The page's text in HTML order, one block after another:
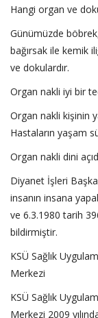
Hangi organ ve
Günümüzde
bağırsak ile kemik
ve dokulardır.
Organ nakli iyi bir
Organ nakli kişinin
Hastaların yaşam
Organ nakli dini
Diyanet İşleri
insanın insana
ve 6.3.1980 tarih
bildirmiştir.
KSÜ Sağlık
Merkezi
KSÜ Sağlık
Merkezi 2009